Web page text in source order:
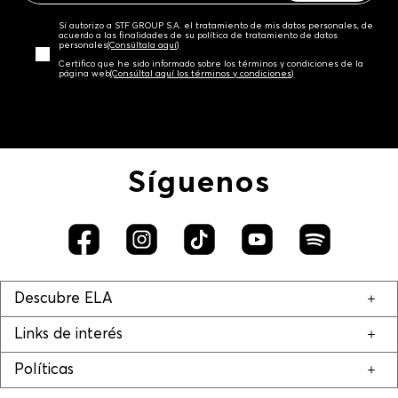
Sí autorizo a STF GROUP S.A. el tratamiento de mis datos personales, de
acuerdo a las finalidades de su política de tratamiento de datos
personales‎(Consúltala aquí)
Certifico que he sido informado sobre los términos y condiciones de la
página web‎(Consúltal aquí los términos y condiciones)
Síguenos
Descubre ELA
Links de interés
Políticas